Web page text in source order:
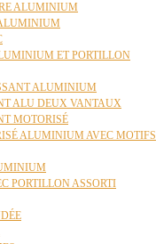
ALUMINIUM
ET PORTILLON
ALUMINIUM
ALU DEUX VANTAUX
MOTORISÉ
ALUMINIUM AVEC MOTIFS
PORTILLON ASSORTI